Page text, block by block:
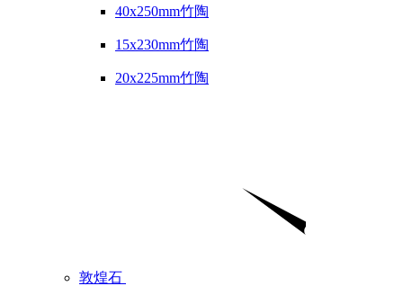
40x250mm竹陶
15x230mm竹陶
20x225mm竹陶
敦煌石